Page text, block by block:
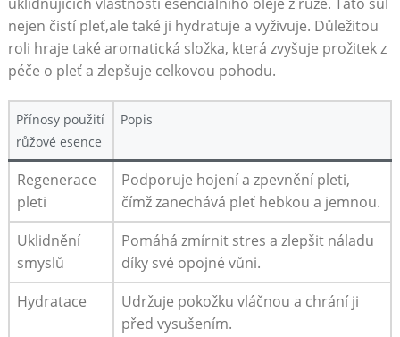
nejen čistí ⁤pleť,ale také ji hydratuje​ a vyživuje.​ Důležitou
roli hraje⁤ také aromatická složka, která zvyšuje prožitek z
péče o pleť a zlepšuje celkovou⁣ pohodu.
Přínosy použití
růžové esence
Popis
Regenerace
pleti
Podporuje hojení⁤ a zpevnění pleti,
čímž‌ zanechává pleť hebkou ​a ⁣jemnou.
Uklidnění
smyslů
Pomáhá zmírnit stres‍ a⁣ zlepšit náladu
díky‌ své opojné‌ vůni.
Hydratace
Udržuje pokožku ‌vláčnou a chrání ji
před vysušením.